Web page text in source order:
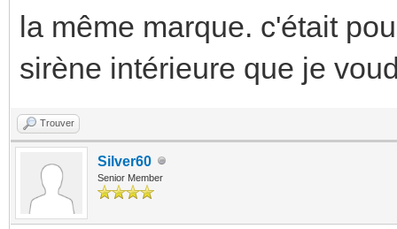
la même marque. c'était
sirène intérieure que je
Trouver
Silver60
Senior Member